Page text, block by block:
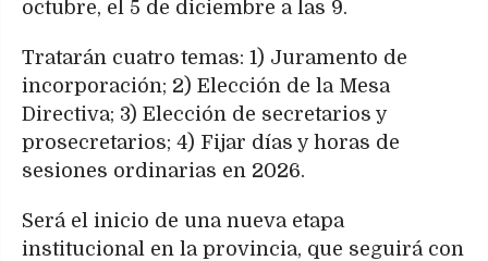
octubre, el 5 de diciembre a las 9.
Tratarán cuatro temas: 1) Juramento de
incorporación; 2) Elección de la Mesa
Directiva; 3) Elección de secretarios y
prosecretarios; 4) Fijar días y horas de
sesiones ordinarias en 2026.
Será el inicio de una nueva etapa
institucional en la provincia, que seguirá con